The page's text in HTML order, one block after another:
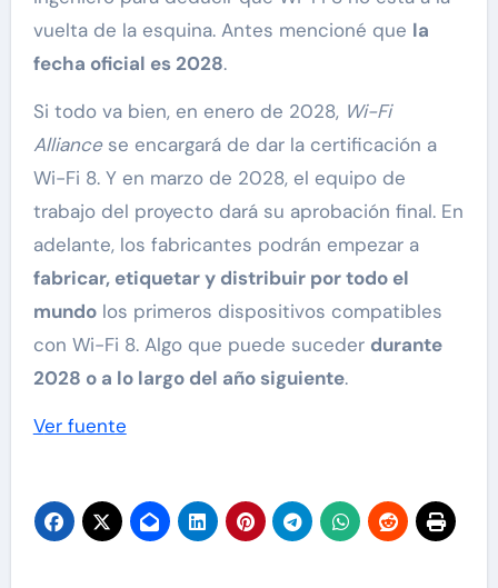
vuelta de la esquina. Antes mencioné que la
fecha oficial es 2028.
Si todo va bien, en enero de 2028, Wi-Fi
Alliancese encargará de dar la certificación a
Wi-Fi 8. Y en marzo de 2028, el equipo de
trabajo del proyecto dará su aprobación final. En
adelante, los fabricantes podrán empezar a
fabricar, etiquetar y distribuir por todo el
mundolos primeros dispositivos compatibles
con Wi-Fi 8. Algo que puede suceder durante
2028 o a lo largo del año siguiente.
Ver fuente